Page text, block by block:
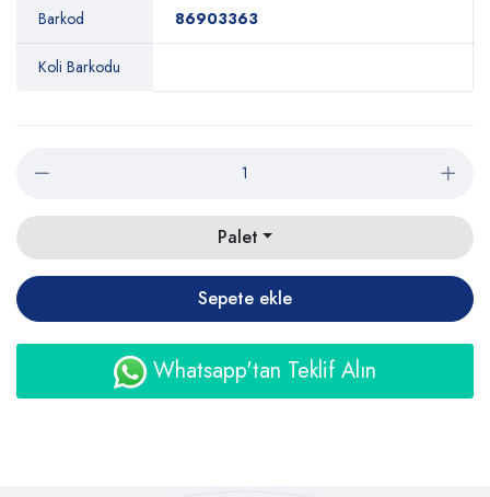
Barkod 86903363
Koli Barkodu
Palet
Sepete ekle
Whatsapp'tan Teklif Alın